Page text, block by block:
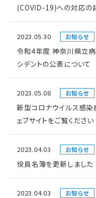
(COVID-19)への対応の
2023.05.30 お知らせ
令和4年度 神奈川県立病
シデントの公表について
2023.05.08 お知らせ
新型コロナウイルス感染
ェブサイトをご覧ください
2023.04.03 お知らせ
役員名簿を更新しました
2023.04.03 お知らせ